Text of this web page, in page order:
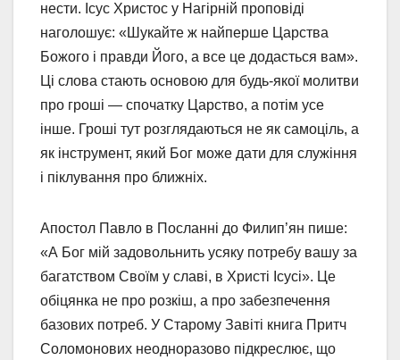
нести. Ісус Христос у Нагірній проповіді
наголошує: «Шукайте ж найперше Царства
Божого і правди Його, а все це додасться вам».
Ці слова стають основою для будь-якої молитви
про гроші — спочатку Царство, а потім усе
інше. Гроші тут розглядаються не як самоціль, а
як інструмент, який Бог може дати для служіння
і піклування про ближніх.
Апостол Павло в Посланні до Филип’ян пише:
«А Бог мій задовольнить усяку потребу вашу за
багатством Своїм у славі, в Христі Ісусі». Це
обіцянка не про розкіш, а про забезпечення
базових потреб. У Старому Завіті книга Притч
Соломонових неодноразово підкреслює, що